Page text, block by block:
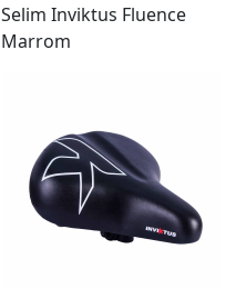
Selim Inviktus Fluence
Marrom